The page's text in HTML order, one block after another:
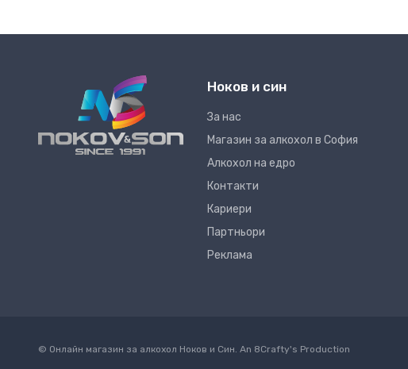
Ноков и син
За нас
Магазин за алкохол в София
Алкохол на едро
Контакти
Кариери
Партньори
Реклама
© Онлайн магазин за алкохол Ноков и Син. An 8Crafty's Production